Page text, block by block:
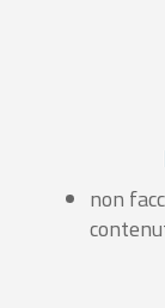
non